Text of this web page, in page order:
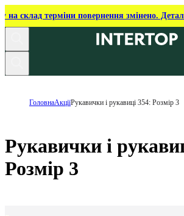
на склад терміни повернення змінено.
ГоловнаАкціїРукавички і рукавиці 354: Розмір 3
Рукавички і
Розмір 3